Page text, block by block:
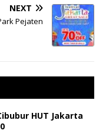
NEXT
Pejaten
HUT Jakarta